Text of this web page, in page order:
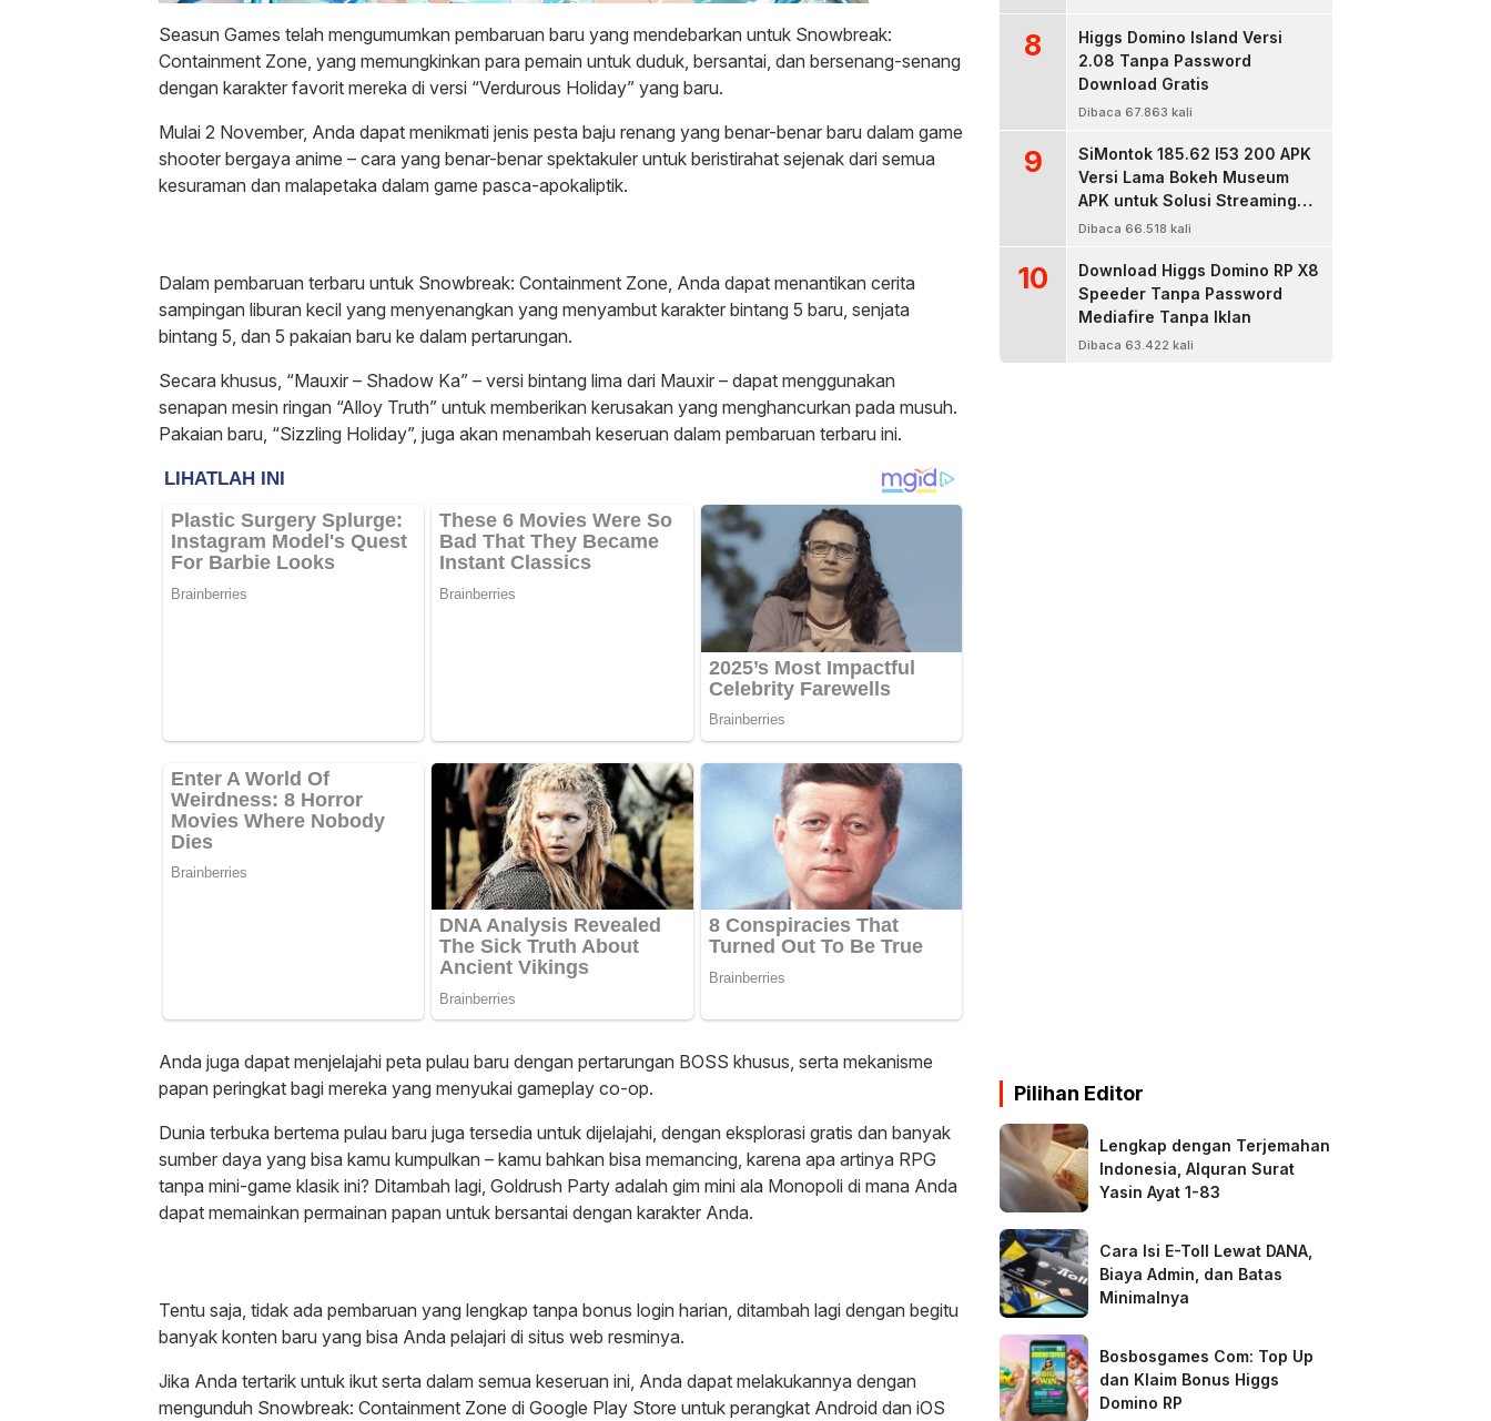
Seasun Games telah mengumumkan pembaruan baru yang mendebarkan untuk Snowbreak:
Containment Zone, yang memungkinkan para pemain untuk duduk, bersantai, dan bersenang-senang
dengan karakter favorit mereka di versi “Verdurous Holiday” yang baru.
Mulai 2 November, Anda dapat menikmati jenis pesta baju renang yang benar-benar baru dalam game
shooter bergaya anime – cara yang benar-benar spektakuler untuk beristirahat sejenak dari semua
kesuraman dan malapetaka dalam game pasca-apokaliptik.
Dalam pembaruan terbaru untuk Snowbreak: Containment Zone, Anda dapat menantikan cerita
sampingan liburan kecil yang menyenangkan yang menyambut karakter bintang 5 baru, senjata
bintang 5, dan 5 pakaian baru ke dalam pertarungan.
Secara khusus, “Mauxir – Shadow Ka” – versi bintang lima dari Mauxir – dapat menggunakan
senapan mesin ringan “Alloy Truth” untuk memberikan kerusakan yang menghancurkan pada musuh.
Pakaian baru, “Sizzling Holiday”, juga akan menambah keseruan dalam pembaruan terbaru ini.
Anda juga dapat menjelajahi peta pulau baru dengan pertarungan BOSS khusus, serta mekanisme
papan peringkat bagi mereka yang menyukai gameplay co-op.
Dunia terbuka bertema pulau baru juga tersedia untuk dijelajahi, dengan eksplorasi gratis dan banyak
sumber daya yang bisa kamu kumpulkan – kamu bahkan bisa memancing, karena apa artinya RPG
tanpa mini-game klasik ini? Ditambah lagi, Goldrush Party adalah gim mini ala Monopoli di mana Anda
dapat memainkan permainan papan untuk bersantai dengan karakter Anda.
Tentu saja, tidak ada pembaruan yang lengkap tanpa bonus login harian, ditambah lagi dengan begitu
banyak konten baru yang bisa Anda pelajari di situs web resminya.
Jika Anda tertarik untuk ikut serta dalam semua keseruan ini, Anda dapat melakukannya dengan
mengunduh Snowbreak: Containment Zone di Google Play Store untuk perangkat Android dan iOS
8
Higgs Domino Island Versi
2.08 Tanpa Password
Download Gratis
Dibaca 67.863 kali
9
SiMontok 185.62 l53 200 APK
Versi Lama Bokeh Museum
APK untuk Solusi Streaming
Video Bokeh Tanpa Batas
Dibaca 66.518 kali
10
Download Higgs Domino RP X8
Speeder Tanpa Password
Mediafire Tanpa Iklan
Dibaca 63.422 kali
Pilihan Editor
Lengkap dengan Terjemahan
Indonesia, Alquran Surat
Yasin Ayat 1-83
Cara Isi E-Toll Lewat DANA,
Biaya Admin, dan Batas
Minimalnya
Bosbosgames Com: Top Up
dan Klaim Bonus Higgs
Domino RP